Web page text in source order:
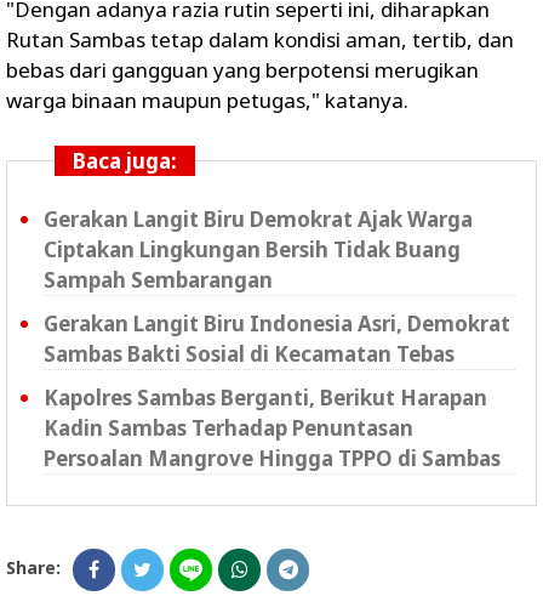
"Dengan adanya razia rutin seperti ini, diharapkan
Rutan Sambas tetap dalam kondisi aman, tertib, dan
bebas dari gangguan yang berpotensi merugikan
warga binaan maupun petugas," katanya.
Baca juga:
Gerakan Langit Biru Demokrat Ajak Warga
Ciptakan Lingkungan Bersih Tidak Buang
Sampah Sembarangan
Gerakan Langit Biru Indonesia Asri, Demokrat
Sambas Bakti Sosial di Kecamatan Tebas
Kapolres Sambas Berganti, Berikut Harapan
Kadin Sambas Terhadap Penuntasan
Persoalan Mangrove Hingga TPPO di Sambas
Share: